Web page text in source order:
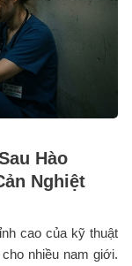
Hào
Nghiệt
cao của kỹ thuật
nhiều nam giới.